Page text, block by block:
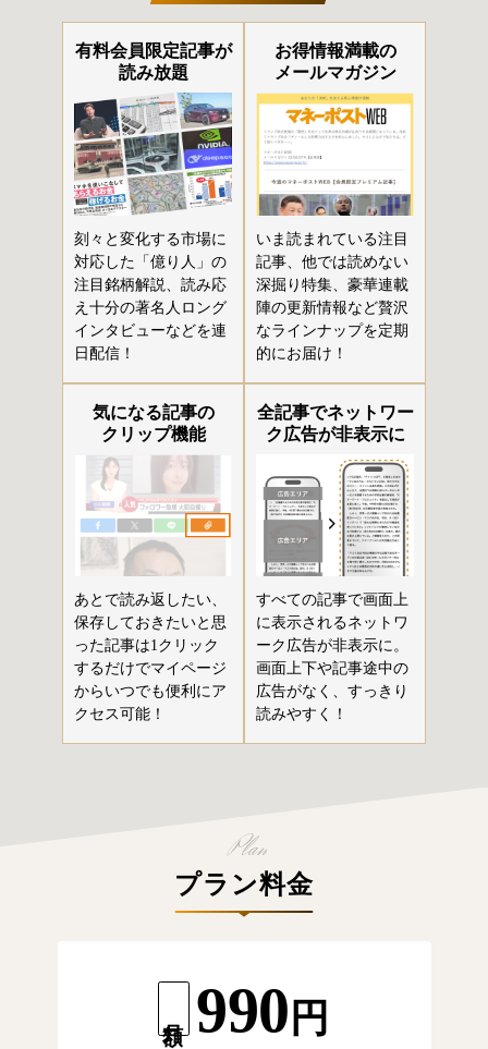
有料会員限定記事が
読み放題
刻々と変化する市場に
対応した「億り人」の
注目銘柄解説、読み応
え十分の著名人ロング
インタビューなどを連
日配信！
お得情報満載の
メールマガジン
いま読まれている注目
記事、他では読めない
深掘り特集、豪華連載
陣の更新情報など贅沢
なラインナップを定期
的にお届け！
気になる記事の
クリップ機能
あとで読み返したい、
保存しておきたいと思
った記事は1クリック
するだけでマイページ
からいつでも便利にア
クセス可能！
全記事でネットワー
ク広告が非表示に
すべての記事で画面上
に表示されるネットワ
ーク広告が非表示に。
画面上下や記事途中の
広告がなく、すっきり
読みやすく！
プラン料金
990 円